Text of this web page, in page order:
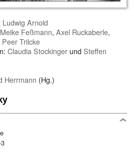
Ludwig Arnold
Meike Feßmann, Axel Ruckaberle,
Peer Trilcke
Claudia Stockinger undSteffen
Herrmann (Hg.)